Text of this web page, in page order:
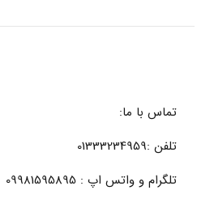
تماس با ما:
تلفن :01333234959
تلگرام و واتس اپ : 09981595895